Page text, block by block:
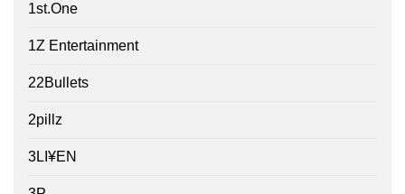
1st.One
1Z Entertainment
22Bullets
2pillz
3LI¥EN